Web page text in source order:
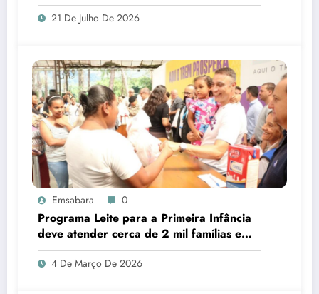
21 De Julho De 2026
Emsabara 0
Programa Leite para a Primeira Infância
deve atender cerca de 2 mil famílias em
Sabará
4 De Março De 2026